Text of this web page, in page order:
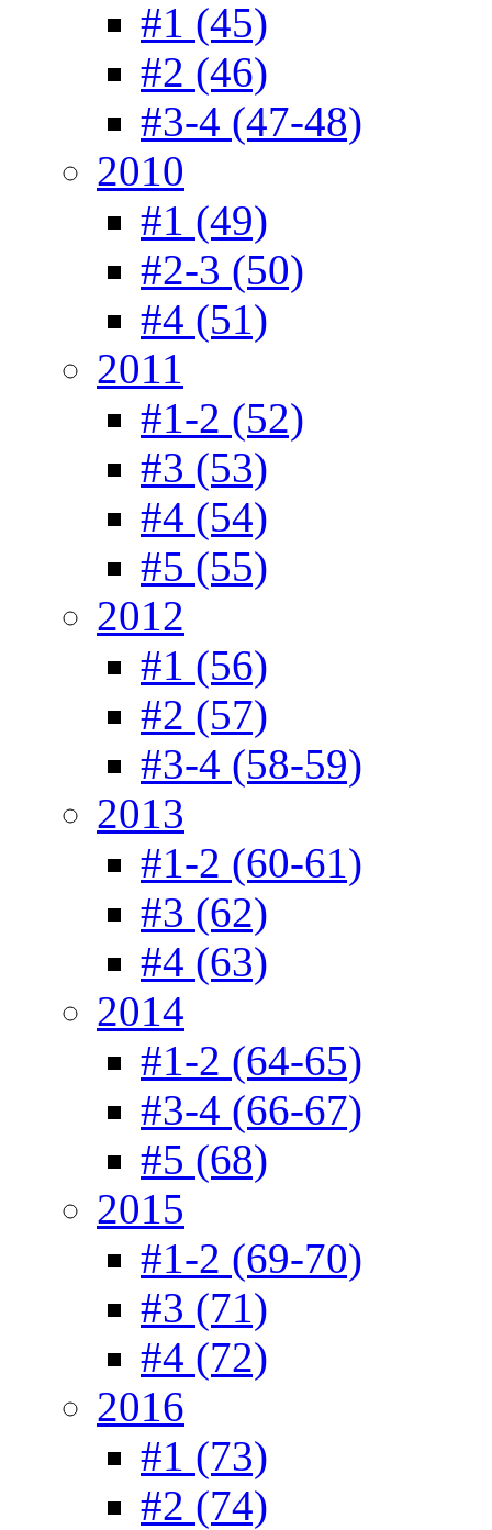
#1 (45)
#2 (46)
#3-4 (47-48)
2010
#1 (49)
#2-3 (50)
#4 (51)
2011
#1-2 (52)
#3 (53)
#4 (54)
#5 (55)
2012
#1 (56)
#2 (57)
#3-4 (58-59)
2013
#1-2 (60-61)
#3 (62)
#4 (63)
2014
#1-2 (64-65)
#3-4 (66-67)
#5 (68)
2015
#1-2 (69-70)
#3 (71)
#4 (72)
2016
#1 (73)
#2 (74)